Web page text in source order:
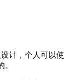
计，个人可以使